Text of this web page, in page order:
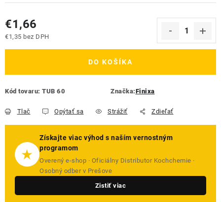
€1,66
€1,35 bez DPH
DO KOŠÍKA
Kód tovaru: TUB 60 Značka:Finixa
Tlač Opýtať sa Strážiť Zdieľať
★
Získajte viac výhod s naším vernostným
programom
Overený e-shop · Oficiálny Distributor Kochchemie ·
Osobný odber v Prešove
Zistiť viac